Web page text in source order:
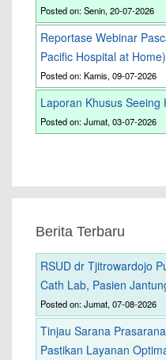
Posted on: Senin, 20-07-2026
Reportase Webinar
Pacific Hospital at
Posted on: Kamis, 09-07-2026
Laporan Khusus
Posted on: Jumat, 03-07-2026
Berita Terbaru
RSUD dr Tjitrowardojo
Cath Lab, Pasien
Posted on: Jumat, 07-08-2026
Tinjau Sarana
Pastikan Layanan